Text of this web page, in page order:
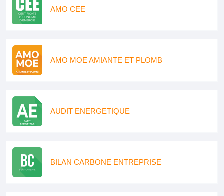
AMO CEE
AMO MOE AMIANTE ET PLOMB
AUDIT ENERGETIQUE
BILAN CARBONE ENTREPRISE